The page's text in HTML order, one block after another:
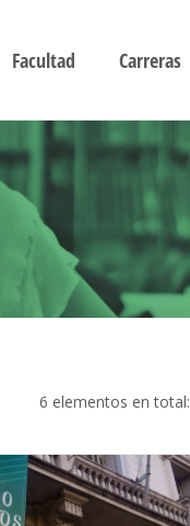
Facultad Carreras
6 elementos en total: